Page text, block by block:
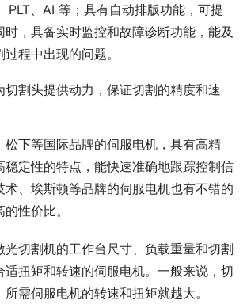
PLT、AI 等；具有自动排版功能，可提
，具备实时监控和故障诊断功能，能及
程中出现的问题。
切割头提供动力，保证切割的精度和速
松下等国际品牌的伺服电机，具有高精
稳定性的特点，能快速准确地跟踪控制信
术、埃斯顿等品牌的伺服电机也有不错的
性价比。
光切割机的工作台尺寸、负载重量和切割
适扭矩和转速的伺服电机。一般来说，切
需伺服电机的转速和扭矩就越大。